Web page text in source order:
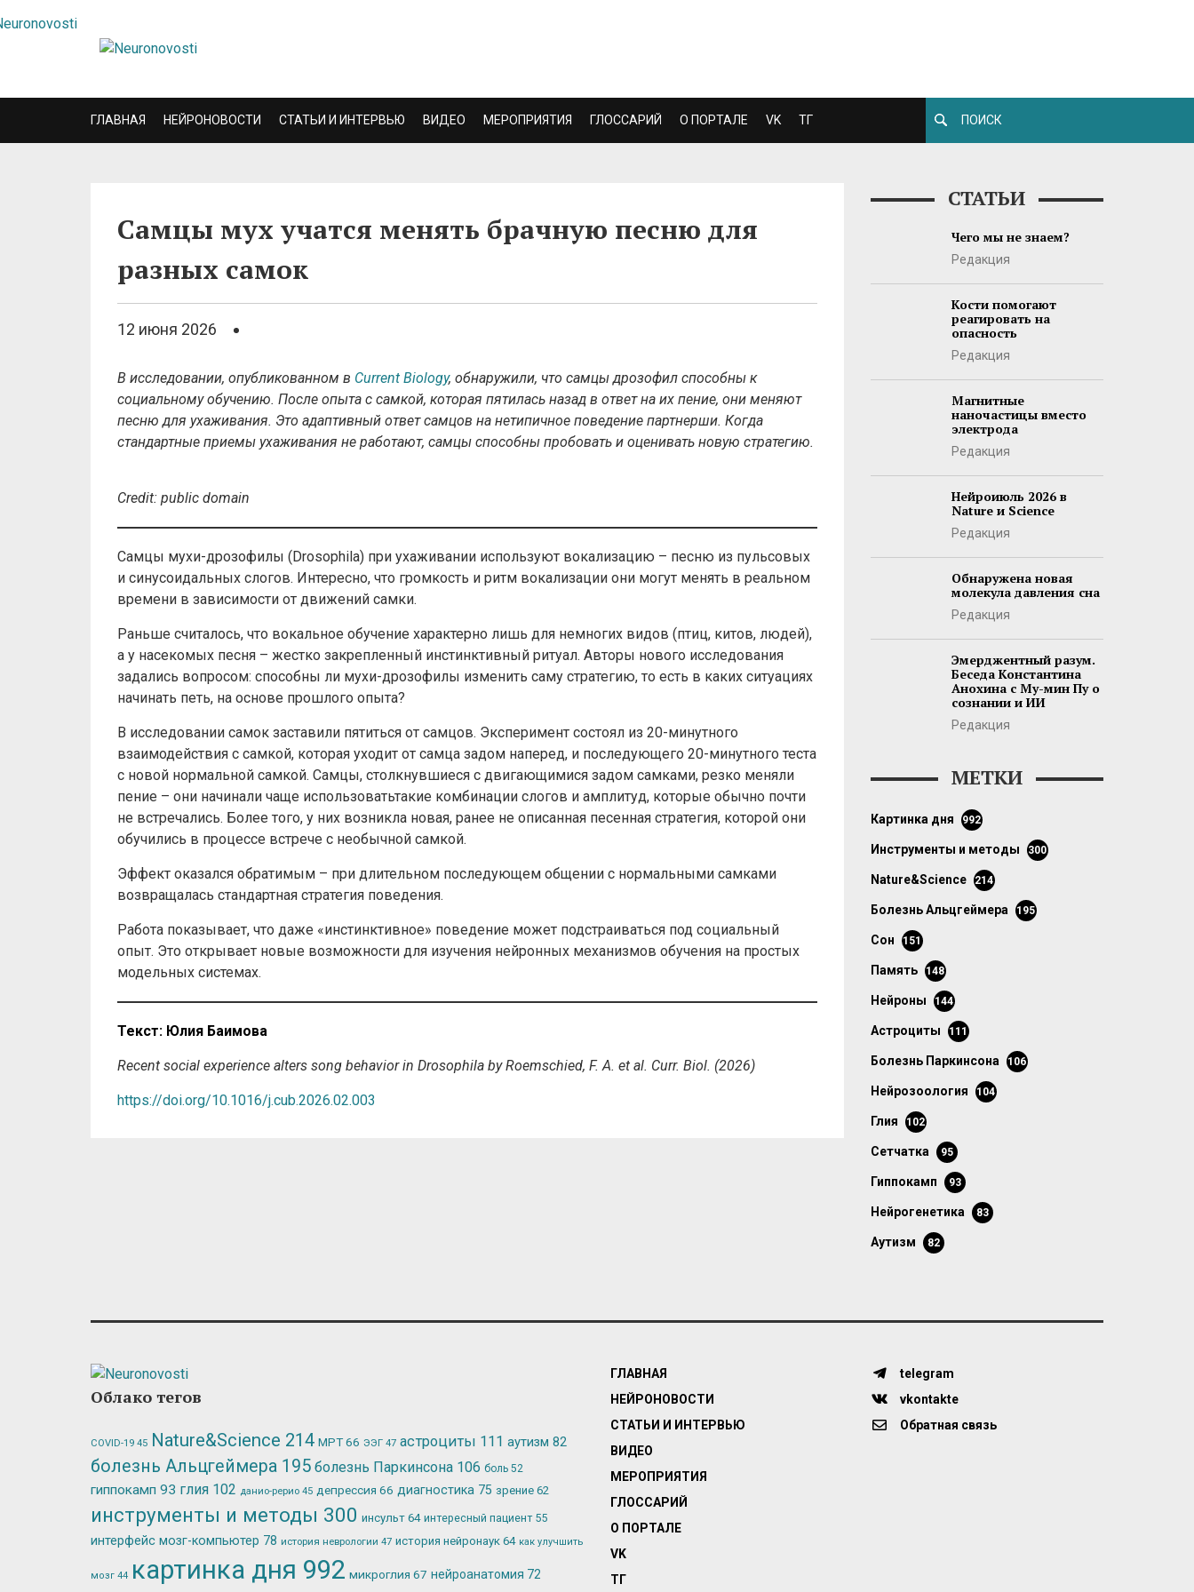
ГЛАВНАЯ НЕЙРОНОВОСТИ СТАТЬИ И ИНТЕРВЬЮ ВИДЕО МЕРОПРИЯТИЯ ГЛОССАРИЙ О ПОРТАЛЕ VK ТГ
Самцы мух учатся менять брачную песню для
разных самок
12 июня 2026
В исследовании, опубликованном в Current Biology, обнаружили, что самцы дрозофил способны к
социальному обучению. После опыта с самкой, которая пятилась назад в ответ на их пение, они меняют
песню для ухаживания. Это адаптивный ответ самцов на нетипичное поведение партнерши. Когда
стандартные приемы ухаживания не работают, самцы способны пробовать и оценивать новую стратегию.
Credit: public domain
Самцы мухи-дрозофилы (Drosophila) при ухаживании используют вокализацию – песню из пульсовых
и синусоидальных слогов. Интересно, что громкость и ритм вокализации они могут менять в реальном
времени в зависимости от движений самки.
Раньше считалось, что вокальное обучение характерно лишь для немногих видов (птиц, китов, людей),
а у насекомых песня – жестко закрепленный инстинктивный ритуал. Авторы нового исследования
задались вопросом: способны ли мухи-дрозофилы изменить саму стратегию, то есть в каких ситуациях
начинать петь, на основе прошлого опыта?
В исследовании самок заставили пятиться от самцов. Эксперимент состоял из 20-минутного
взаимодействия с самкой, которая уходит от самца задом наперед, и последующего 20-минутного теста
с новой нормальной самкой. Самцы, столкнувшиеся с двигающимися задом самками, резко меняли
пение – они начинали чаще использоватьтакие комбинации слогов и амплитуд, которые обычно почти
не встречались. Более того, у них возникла новая, ранее не описанная песенная стратегия, которой они
обучились в процессе встрече с необычной самкой.
Эффект оказался обратимым – при длительном последующем общении с нормальными самками
возвращалась стандартная стратегия поведения.
Работа показывает, что даже «инстинктивное» поведение может подстраиваться под социальный
опыт. Это открывает новые возможности для изучения нейронных механизмов обучения на простых
модельных системах.
Текст: Юлия Баимова
Recent social experience alters song behavior in Drosophila by Roemschied, F. A. et al. Curr. Biol. (2026)
https://doi.org/10.1016/j.cub.2026.02.003
СТАТЬИ
Чего мы не знаем?
Редакция
Кости помогают
реагировать на
опасность
Редакция
Магнитные
наночастицы вместо
электрода
Редакция
Нейроиюль 2026 в
Nature и Science
Редакция
Обнаружена новая
молекула давления сна
Редакция
Эмерджентный разум.
Беседа Константина
Анохина с Му-мин Пу о
сознании и ИИ
Редакция
МЕТКИ
картинка дня 992
инструменты и методы 300
Nature&Science 214
болезнь Альцгеймера 195
сон 151
память 148
нейроны 144
астроциты 111
болезнь Паркинсона 106
нейрозоология 104
глия 102
сетчатка 95
гиппокамп 93
нейрогенетика 83
аутизм 82
Облако тегов
COVID-19 45 Nature&Science 214 МРТ66 ЭЭГ 47 астроциты 111 аутизм 82
болезнь Альцгеймера 195 болезнь Паркинсона 106 боль 52
гиппокамп 93 глия 102 данио-рерио 45 депрессия 66 диагностика 75 зрение 62
инструменты и методы 300 инсульт 64 интересный пациент 55
интерфейс мозг-компьютер 78 история неврологии 47 история нейронаук 64 как улучшить
мозг 44 картинка дня 992 микроглия 67 нейроанатомия 72
ГЛАВНАЯ
НЕЙРОНОВОСТИ
СТАТЬИ И ИНТЕРВЬЮ
ВИДЕО
МЕРОПРИЯТИЯ
ГЛОССАРИЙ
О ПОРТАЛЕ
VK
ТГ
telegram
vkontakte
Обратная связь